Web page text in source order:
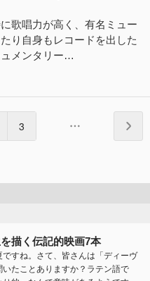
歌唱力が高く、有名ミュー
り自身もレコードを出した
ュメンタリー…
3
描く伝記的映画7本
ですね。さて、皆さんは「ディーヴ
いたことありますか？ラテン語で